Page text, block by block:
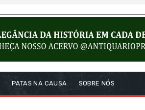
PATAS NA CAUSA SOBRE NÓS